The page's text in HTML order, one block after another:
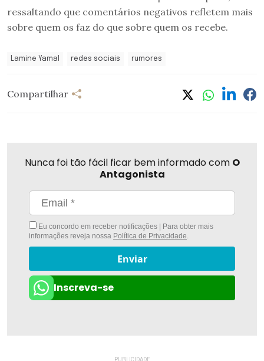
ressaltando que comentários negativos refletem mais
sobre quem os faz do que sobre quem os recebe.
Lamine Yamal redes sociais rumores
Compartilhar
Nunca foi tão fácil ficar bem informado com O
Antagonista
Eu concordo em receber notificações | Para obter mais
informações reveja nossa Política de Privacidade.
Enviar
Inscreva-se